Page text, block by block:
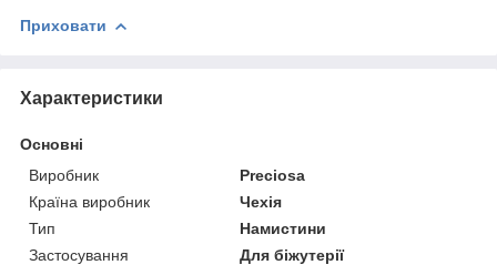
Приховати
Характеристики
Основні
Виробник
Preciosa
Країна виробник
Чехія
Тип
Намистини
Застосування
Для біжутерії